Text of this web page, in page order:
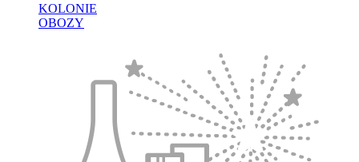
KOLONIE
OBOZY